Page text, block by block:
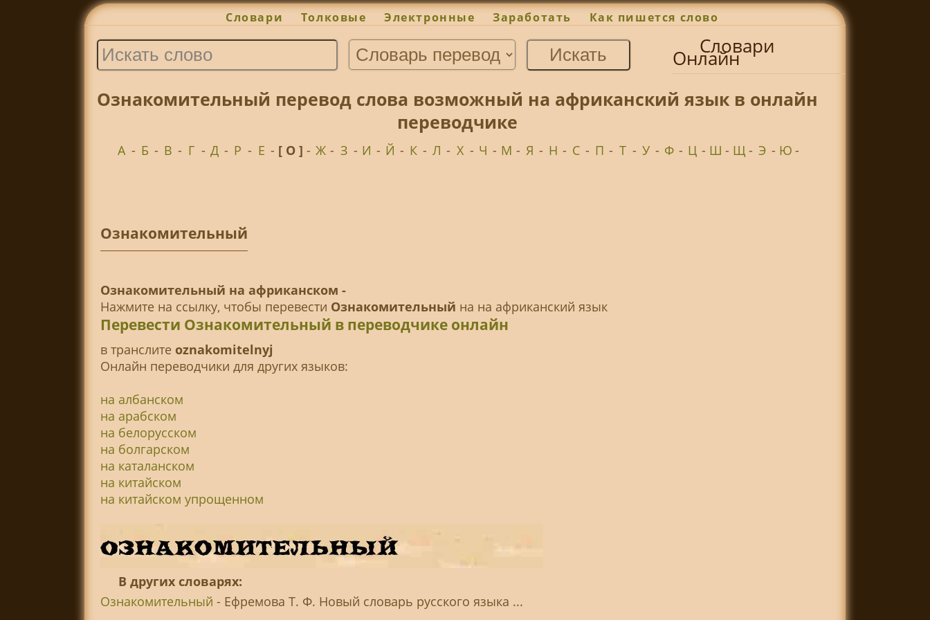
Словари Толковые Электронные Заработать Как пишется слово
Словари
Онлайн
Ознакомительный перевод слова возможный на африканский язык в онлайн
переводчике
А - Б - В - Г - Д - Р - Е - [ О ]- Ж - З - И - Й - К - Л - Х - Ч - М - Я - Н - С - П - Т - У - Ф - Ц - Ш - Щ- Э - Ю-
Ознакомительный
Ознакомительный на африканском -
Нажмите на ссылку, чтобы перевести Ознакомительный на на африканский язык
Перевести Ознакомительный в переводчике онлайн
в транслитe oznakomitelnyj
Онлайн переводчики для других языков:
на албанском
на арабском
на белорусском
на болгарском
на каталанском
на китайском
на китайском упрощенном
В других словарях:
Ознакомительный - Ефремова Т. Ф. Новый словарь русского языка ...